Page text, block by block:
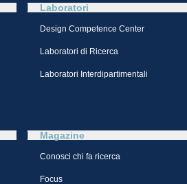
Laboratori
Design Competence Center​
Laboratori di Ricerca
Laboratori Interdipartimentali
Magazine
Conosci chi fa ricerca
Focus